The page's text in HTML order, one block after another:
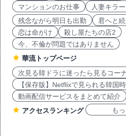
マンションのお仕事
人妻キラー
残念ながら明日も出勤
君へと
恋は命がけ
殺し屋たちの店2
今、不倫が問題ではありません
華流トップページ
次見る韓ドラに迷ったら見るコー
【保存版】Netflixで見られる韓国
動画配信サービスをまとめて紹介
アクセスランキング
もっと